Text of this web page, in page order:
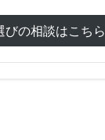
びの相談はこちら